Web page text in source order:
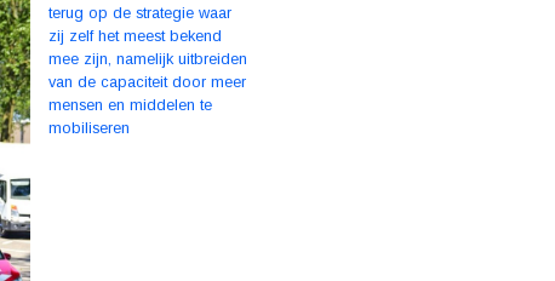
terug op de strategie waar
zij zelf het meest bekend
mee zijn, namelijk uitbreiden
van de capaciteit door meer
mensen en middelen te
mobiliseren